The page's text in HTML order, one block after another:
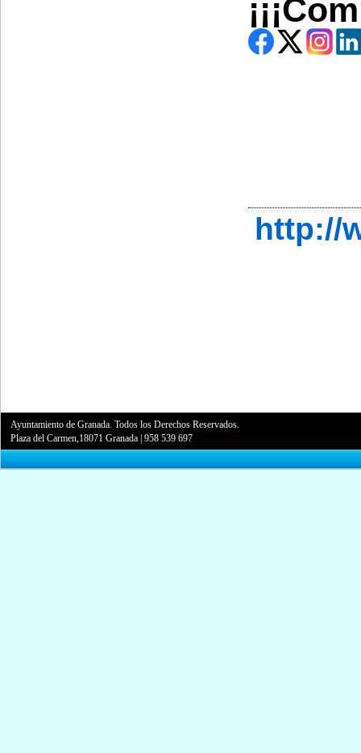
http://
Ayuntamiento de Granada. Todos los Derechos Reservados.
Plaza del Carmen,18071 Granada |958 539 697